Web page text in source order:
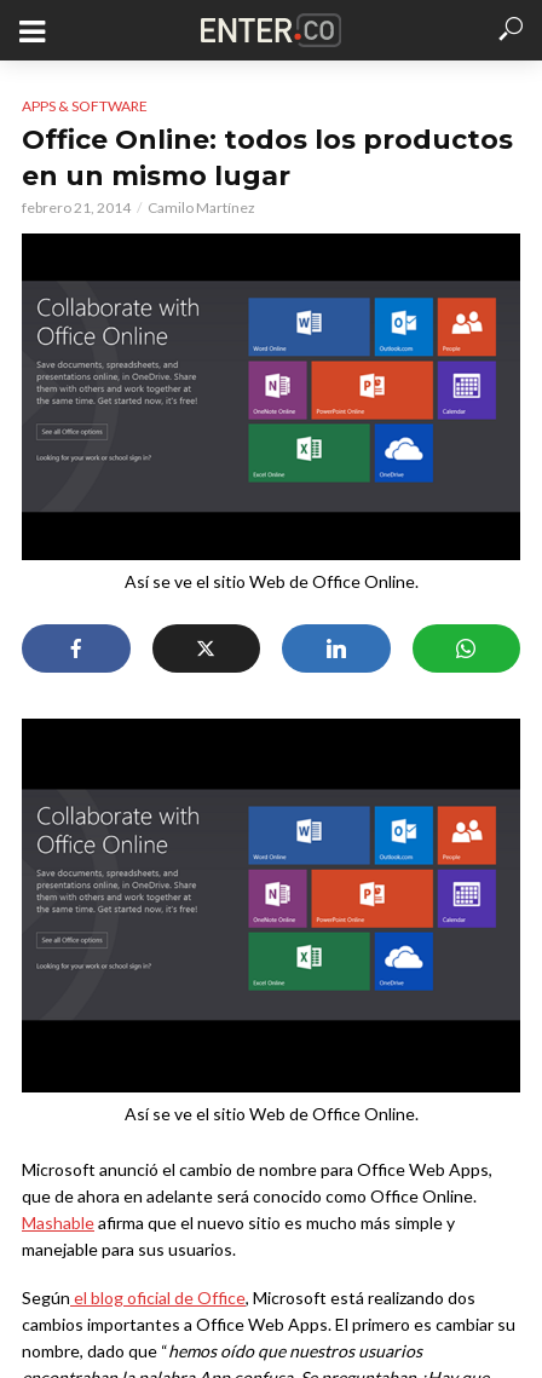
APPS & SOFTWARE
Office Online: todos los productos
en un mismo lugar
febrero 21, 2014 Camilo Martínez
Así se ve el sitio Web de Office Online.
Así se ve el sitio Web de Office Online.
Microsoft anunció el cambio de nombre para Office Web Apps,
que de ahora en adelante será conocido como Office Online.
Mashableafirma que el nuevo sitio es mucho más simple y
manejable para sus usuarios.
Según el blog oficial de Office, Microsoft está realizando dos
cambios importantes a Office Web Apps. El primero es cambiar su
nombre, dado que “hemos oído que nuestros usuarios